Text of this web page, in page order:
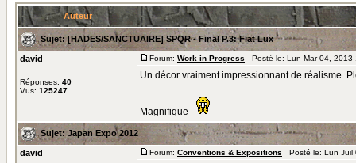
Auteur
Sujet: [HADES/SANCTUAIRE] SPQR - Final P.3: Fiat Lux
david
Réponses: 40
Vus: 125247
Forum: Work in Progress Posté le: Lun Mar 04,
Un décor vraiment impressionnant de réalisme.
Magnifique
Sujet: Japan Expo 2012
david Forum: Conventions & Expositions Posté le: Lun